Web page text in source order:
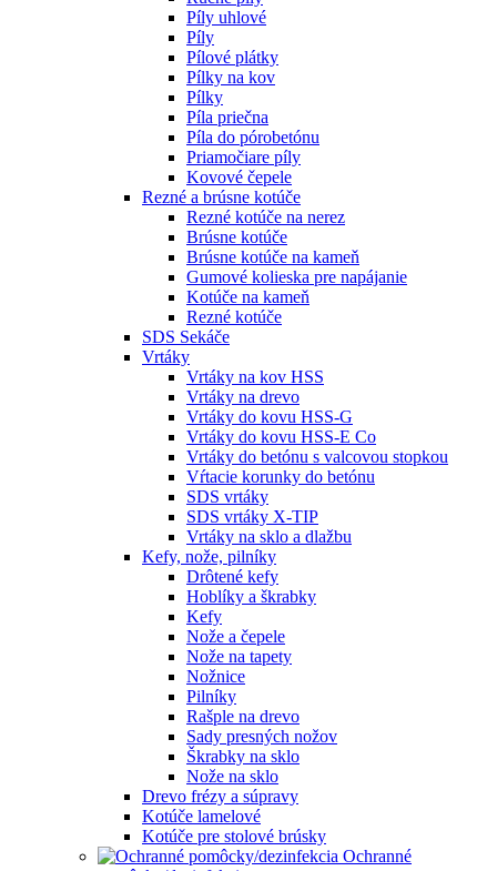
Píly uhlové
Píly
Pílové plátky
Pílky na kov
Pílky
Píla priečna
Píla do pórobetónu
Priamočiare píly
Kovové čepele
Rezné a brúsne kotúče
Rezné kotúče na nerez
Brúsne kotúče
Brúsne kotúče na kameň
Gumové kolieska pre napájanie
Kotúče na kameň
Rezné kotúče
SDS Sekáče
Vrtáky
Vrtáky na kov HSS
Vrtáky na drevo
Vrtáky do kovu HSS-G
Vrtáky do kovu HSS-E Co
Vrtáky do betónu s valcovou stopkou
Vŕtacie korunky do betónu
SDS vrtáky
SDS vrtáky X-TIP
Vrtáky na sklo a dlažbu
Kefy, nože, pilníky
Drôtené kefy
Hoblíky a škrabky
Kefy
Nože a čepele
Nože na tapety
Nožnice
Pilníky
Rašple na drevo
Sady presných nožov
Škrabky na sklo
Nože na sklo
Drevo frézy a súpravy
Kotúče lamelové
Kotúče pre stolové brúsky
Ochranné